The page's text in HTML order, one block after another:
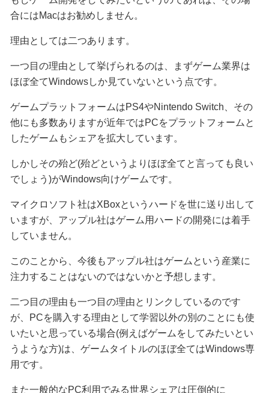
合にはMacはお勧めしません。
理由としては二つあります。
一つ目の理由として挙げられるのは、まずゲーム業界は
ほぼ全てWindowsしか見ていないという点です。
ゲームプラットフォームはPS4やNintendo Switch、その
他にも多数ありますが近年ではPCをプラットフォームと
したゲームもシェアを拡大しています。
しかしその殆ど(殆どというよりほぼ全てと言っても良い
でしょう)がWindows向けゲームです。
マイクロソフト社はXBoxというハードを世に送り出して
いますが、アップル社はゲーム用ハードの開発には着手
していません。
このことから、今後もアップル社はゲームという産業に
注力することはないのではないかと予想します。
二つ目の理由も一つ目の理由とリンクしているのです
が、PCを購入する理由として学習以外の別のことにも使
いたいと思っている場合(例えばゲームをしてみたいとい
うような方)は、ゲームタイトルのほぼ全てはWindows専
用です。
また一般的なPC利用でみる世界シェアは圧倒的に